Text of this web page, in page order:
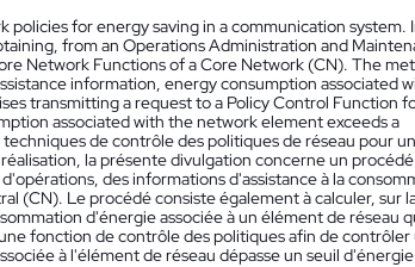
for energy saving in a communication system.
from an Operations Administration and
Network Functions of a Core Network (CN). The
information, energy consumption associated
transmitting a request to a Policy Control Function
associated with the network element exceeds a
de contrôle des politiques de réseau pour
la présente divulgation concerne un
des informations d'assistance à la
(CN). Le procédé consiste également à calculer, sur
d'énergie associée à un élément de réseau
fonction de contrôle des politiques afin de contrôler
à l'élément de réseau dépasse un seuil d'énergie